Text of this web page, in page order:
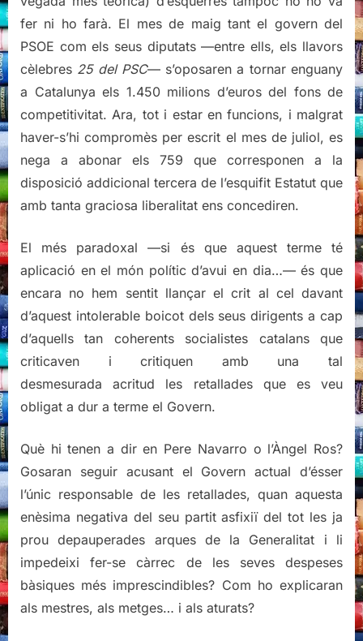
fer ni ho farà. El mes de maig tant el govern del
PSOE com els seus diputats —entre ells, els llavors
cèlebres 25 del PSC— s’oposaren a tornar enguany
a Catalunya els 1.450 milions d’euros del fons de
competitivitat. Ara, tot i estar en funcions, i malgrat
haver-s’hi compromès per escrit el mes de juliol, es
nega a abonar els 759 que corresponen a la
disposició addicional tercera de l’esquifit Estatut que
amb tanta graciosa liberalitat ens concediren.
El més paradoxal —si és que aquest terme té
aplicació en el món polític d’avui en dia…— és que
encara no hem sentit llançar el crit al cel davant
d’aquest intolerable boicot dels seus dirigents a cap
d’aquells tan coherents socialistes catalans que
criticaven i critiquen amb una tal
desmesurada acritud les retallades que es veu
obligat a dur a terme el Govern.
Què hi tenen a dir en Pere Navarro o l’Àngel Ros?
Gosaran seguir acusant el Govern actual d’ésser
l’únic responsable de les retallades, quan aquesta
enèsima negativa del seu partit asfixiï del tot les ja
prou depauperades arques de la Generalitat i li
impedeixi fer-se càrrec de les seves despeses
bàsiques més imprescindibles? Com ho explicaran
als mestres, als metges… i als aturats?